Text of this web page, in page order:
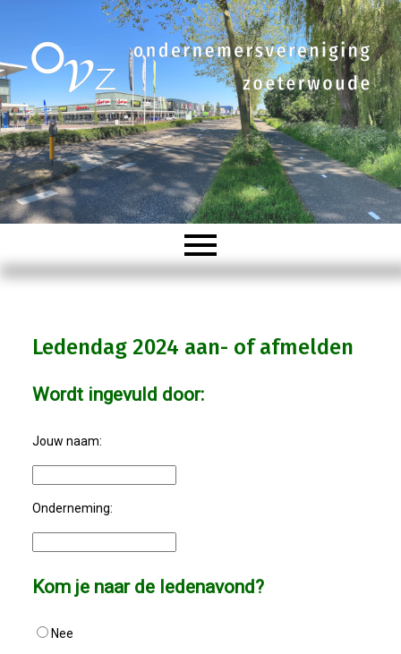
Organisatie
Bestuur
Statuten
Nieuws
IJshal De Vliet Nodigt Ons Uit!
Ledendag 2024 aan- of afmelden
Wordt ingevuld door:
Jouw naam:
Onderneming:
Kom je naar de ledenavond?
Nee